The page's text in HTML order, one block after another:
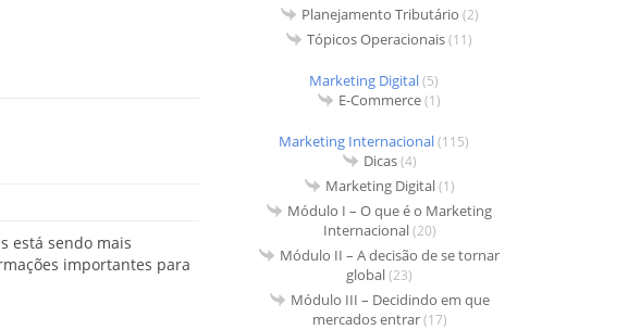
está sendo mais
importantes para
Planejamento Tributário (2)
Tópicos Operacionais(11)
Marketing Digital(5)
E-Commerce(1)
Marketing Internacional(115)
Dicas(4)
Marketing Digital(1)
Módulo I – O que é o Marketing
Internacional(20)
Módulo II – A decisão de se tornar
global(23)
Módulo III – Decidindo em que
mercados entrar(17)